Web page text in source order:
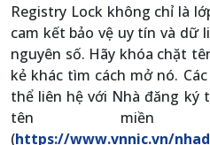
Registry Lock không chỉ là
cam kết bảo vệ uy tín và dữ
nguyên số. Hãy khóa chặt
kẻ khác tìm cách mở nó.
thể liên hệ với Nhà đăng ký
tên miền
(https://www.vnnic.vn/